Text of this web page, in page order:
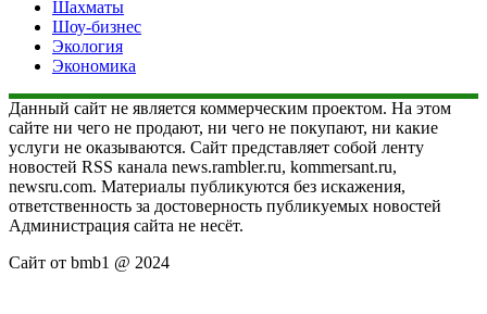
Шахматы
Шоу-бизнес
Экология
Экономика
Данный сайт не является коммерческим проектом. На этом
сайте ни чего не продают, ни чего не покупают, ни какие
услуги не оказываются. Сайт представляет собой ленту
новостей RSS канала news.rambler.ru, kommersant.ru,
newsru.com. Материалы публикуются без искажения,
ответственность за достоверность публикуемых новостей
Администрация сайта не несёт.
Сайт от bmb1 @ 2024